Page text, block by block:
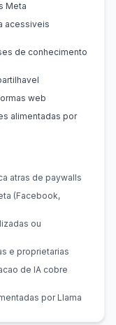
Meta
acessiveis
de conhecimento
web
alimentadas por
atras de paywalls
(Facebook,
ou
e proprietarias
de IA cobre
por Llama